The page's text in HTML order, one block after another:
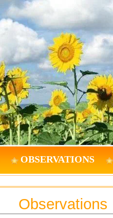
OBSERVATIONS
Observations